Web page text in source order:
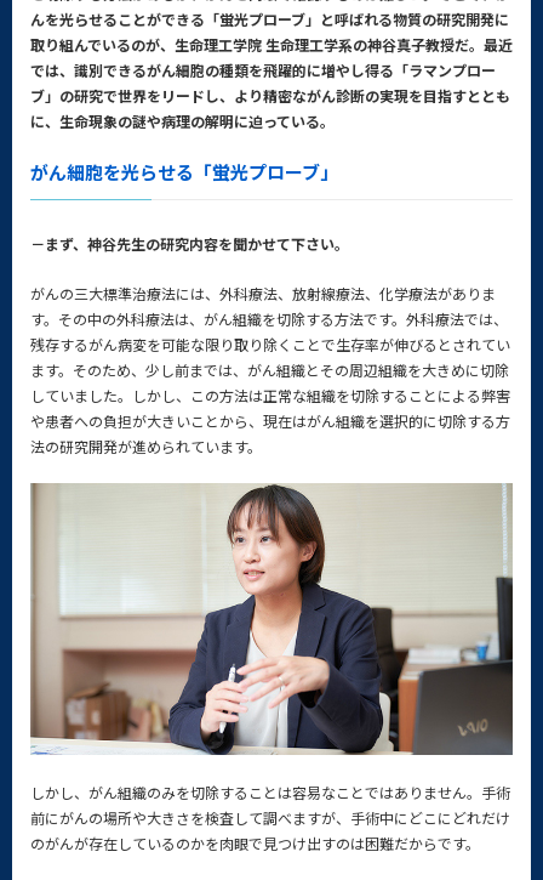
んを光らせることができる「蛍光プローブ」と呼ばれる物質の研究開発に
取り組んでいるのが、生命理工学院 生命理工学系の神谷真子教授だ。最近
では、識別できるがん細胞の種類を飛躍的に増やし得る「ラマンプロー
ブ」の研究で世界をリードし、より精密ながん診断の実現を目指すととも
に、生命現象の謎や病理の解明に迫っている。
がん細胞を光らせる「蛍光プローブ」
－まず、神谷先生の研究内容を聞かせて下さい。
がんの三大標準治療法には、外科療法、放射線療法、化学療法がありま
す。その中の外科療法は、がん組織を切除する方法です。外科療法では、
残存するがん病変を可能な限り取り除くことで生存率が伸びるとされてい
ます。そのため、少し前までは、がん組織とその周辺組織を大きめに切除
していました。しかし、この方法は正常な組織を切除することによる弊害
や患者への負担が大きいことから、現在はがん組織を選択的に切除する方
法の研究開発が進められています。
しかし、がん組織のみを切除することは容易なことではありません。手術
前にがんの場所や大きさを検査して調べますが、手術中にどこにどれだけ
のがんが存在しているのかを肉眼で見つけ出すのは困難だからです。